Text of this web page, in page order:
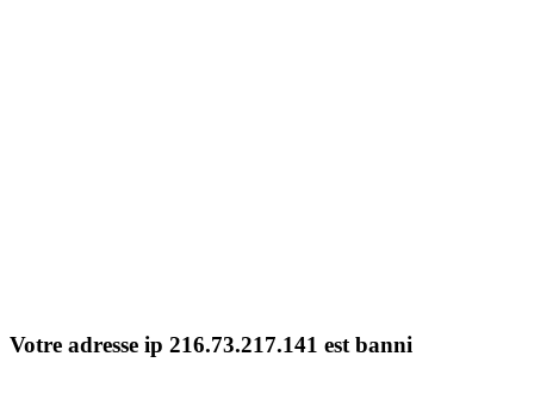
Votre adresse ip 216.73.217.141 est banni